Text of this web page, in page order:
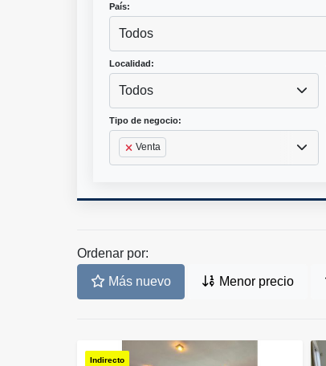
País:
Todos
Localidad:
Todos
Tipo de negocio:
Venta
Ordenar por:
Más nuevo Menor precio
Indirecto